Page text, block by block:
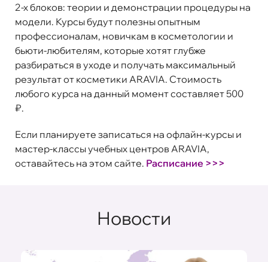
2-х блоков: теории и демонстрации процедуры на
модели. Курсы будут полезны опытным
профессионалам, новичкам в косметологии и
бьюти-любителям, которые хотят глубже
разбираться в уходе и получать максимальный
результат от косметики ARAVIA. Стоимость
любого курса на данный момент составляет 500
₽.
Если планируете записаться на офлайн-курсы и
мастер-классы учебных центров ARAVIA,
оставайтесь на этом сайте. Расписание >>>
Новости